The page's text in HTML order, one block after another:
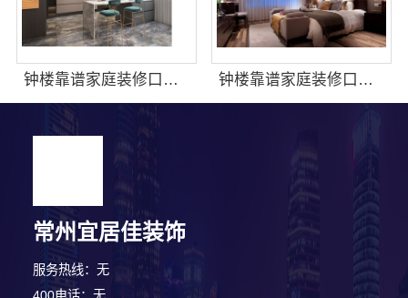
钟楼靠谱家庭装修口碑怎么样_常州宜居佳装饰工程有限公司 钟楼靠谱家庭装修口碑怎么样-常州宜居佳装饰工程有限公司
常州宜居佳装饰
服务热线：无